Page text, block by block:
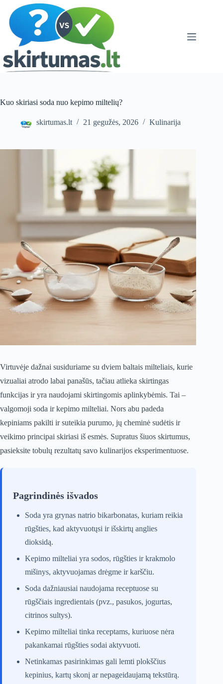
content
Kuo skiriasi soda nuo kepimo miltelių?
skirtumas.lt 21 gegužės, 2026 Kulinarija
Virtuvėje dažnai susiduriame su dviem baltais milteliais, kurie
vizualiai atrodo labai panašūs, tačiau atlieka skirtingas
funkcijas ir yra naudojami skirtingomis aplinkybėmis. Tai –
valgomoji soda ir kepimo milteliai. Nors abu padeda
kepiniams pakilti ir suteikia purumo, jų cheminė sudėtis ir
veikimo principai skiriasi iš esmės. Supratus šiuos skirtumus,
pasieksite tobulų rezultatų savo kulinarijos eksperimentuose.
Pagrindinės išvados
Soda yra grynas natrio bikarbonatas, kuriam reikia
rūgšties, kad aktyvuotųsi ir išskirtų anglies
dioksidą.
Kepimo milteliai yra sodos, rūgšties ir krakmolo
mišinys, aktyvuojamas drėgme ir karščiu.
Soda dažniausiai naudojama receptuose su
rūgščiais ingredientais (pvz., pasukos, jogurtas,
citrinos sultys).
Kepimo milteliai tinka receptams, kuriuose nėra
pakankamai rūgšties sodai aktyvuoti.
Netinkamas pasirinkimas gali lemti plokščius
kepinius, kartų skonį ar nepageidaujamą tekstūrą.